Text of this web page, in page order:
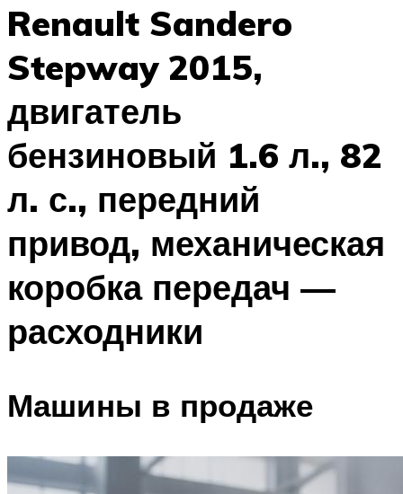
Renault Sandero
Stepway 2015,
двигатель
бензиновый 1.6 л., 82
л. с., передний
привод, механическая
коробка передач —
расходники
Машины в продаже